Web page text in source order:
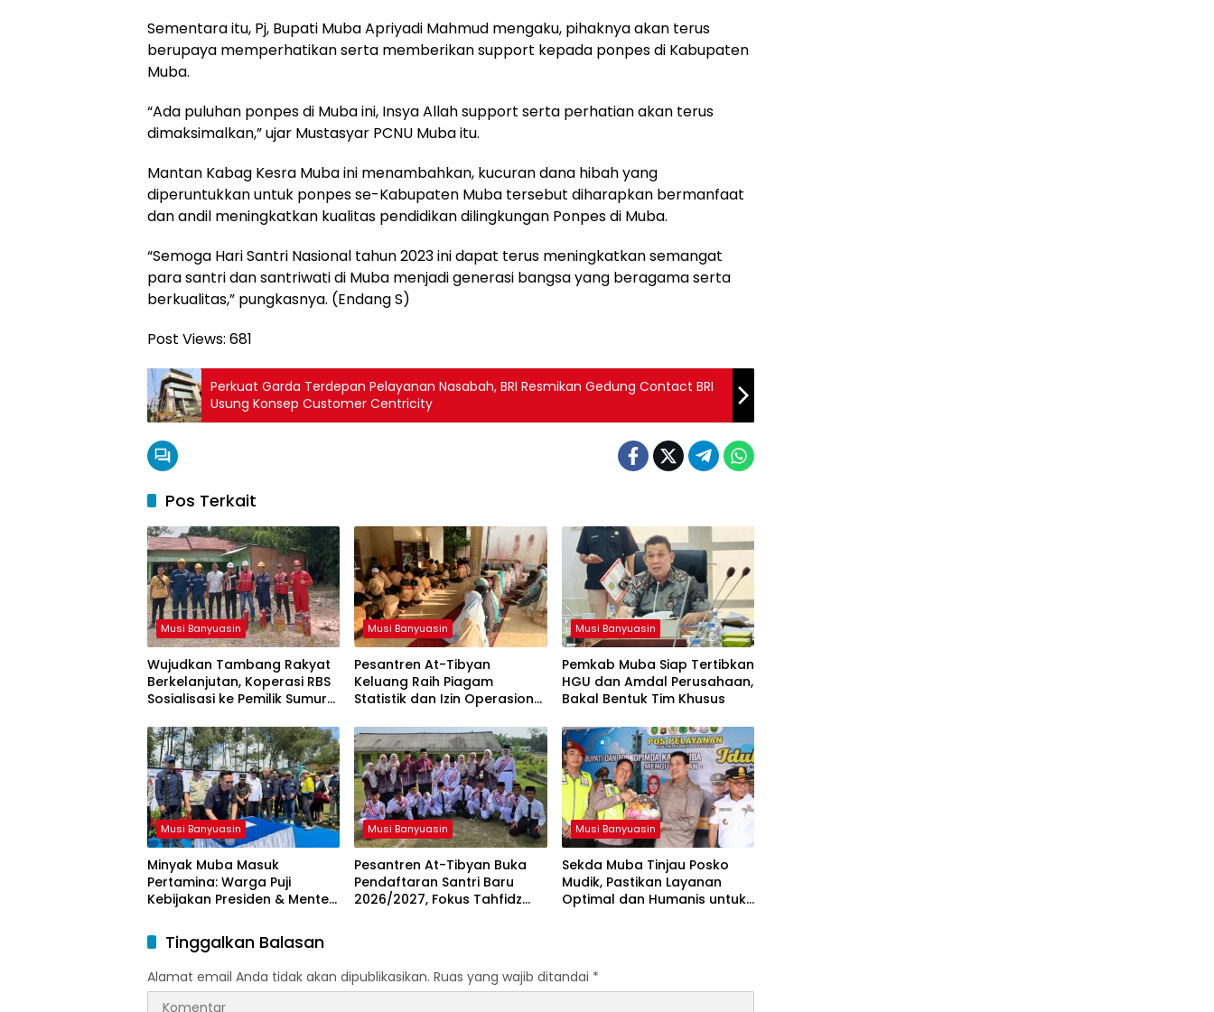
Sementara itu, Pj, Bupati Muba Apriyadi Mahmud mengaku, pihaknya akan terus
berupaya memperhatikan serta memberikan support kepada ponpes di Kabupaten
Muba.
“Ada puluhan ponpes di Muba ini, Insya Allah support serta perhatian akan terus
dimaksimalkan,” ujar Mustasyar PCNU Muba itu.
Mantan Kabag Kesra Muba ini menambahkan, kucuran dana hibah yang
diperuntukkan untuk ponpes se-Kabupaten Muba tersebut diharapkan bermanfaat
dan andil meningkatkan kualitas pendidikan dilingkungan Ponpes di Muba.
“Semoga Hari Santri Nasional tahun 2023 ini dapat terus meningkatkan semangat
para santri dan santriwati di Muba menjadi generasi bangsa yang beragama serta
berkualitas,” pungkasnya. (Endang S)
Post Views: 681
Perkuat Garda Terdepan Pelayanan Nasabah, BRI Resmikan Gedung Contact BRI
Usung Konsep Customer Centricity
Pos Terkait
Musi Banyuasin
Wujudkan Tambang Rakyat
Berkelanjutan, Koperasi RBS
Sosialisasi ke Pemilik Sumur
Musi Banyuasin
Pesantren At-Tibyan
Keluang Raih Piagam
Statistik dan Izin Operasional
Musi Banyuasin
Pemkab Muba Siap Tertibkan
HGU dan Amdal Perusahaan,
Bakal Bentuk Tim Khusus
Musi Banyuasin
Minyak Muba Masuk
Pertamina: Warga Puji
Kebijakan Presiden & Menteri
Musi Banyuasin
Pesantren At-Tibyan Buka
Pendaftaran Santri Baru
2026/2027, Fokus Tahfidz
Musi Banyuasin
Sekda Muba Tinjau Posko
Mudik, Pastikan Layanan
Optimal dan Humanis untuk
Tinggalkan Balasan
Alamat email Anda tidak akan dipublikasikan. Ruas yang wajib ditandai *